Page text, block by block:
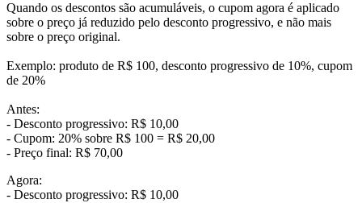
Quando os descontos são acumuláveis, o cupom agora é aplicado
sobre o preço já reduzido pelo desconto progressivo, e não mais
sobre o preço original.
Exemplo: produto de R$ 100, desconto progressivo de 10%, cupom
de 20%
Antes:
- Desconto progressivo: R$ 10,00
- Cupom: 20% sobre R$ 100 = R$ 20,00
- Preço final: R$ 70,00
Agora:
- Desconto progressivo: R$ 10,00